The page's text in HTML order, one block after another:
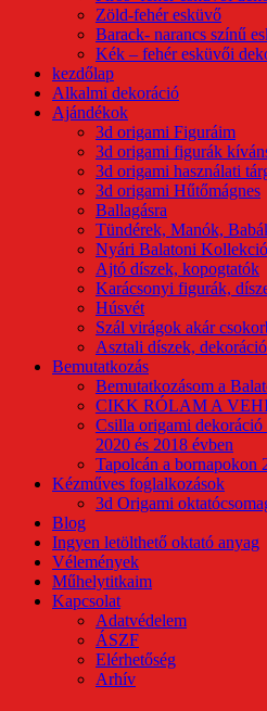
Zöld-fehér esküvő
Barack- narancs színű
Kék – fehér esküvői
kezdőlap
Alkalmi dekoráció
Ajándékok
3d origami Figuráim
3d origami figurák
3d origami használati
3d origami Hűtőmágnes
Ballagásra
Tündérek, Manók,
Nyári Balatoni Kollekció
Ajtó díszek, kopogtatók
Karácsonyi figurák,
Húsvét
Szál virágok akár
Asztali díszek,
Bemutatkozás
Bemutatkozásom a
CIKK RÓLAM A
Csilla origami dekoráció
2020 és 2018 évben
Tapolcán a bornapokon
Kézműves foglalkozások
3d Origami
Blog
Ingyen letölthető oktató anyag
Vélemények
Műhelytitkaim
Kapcsolat
Adatvédelem
ÁSZF
Elérhetőség
Arhív